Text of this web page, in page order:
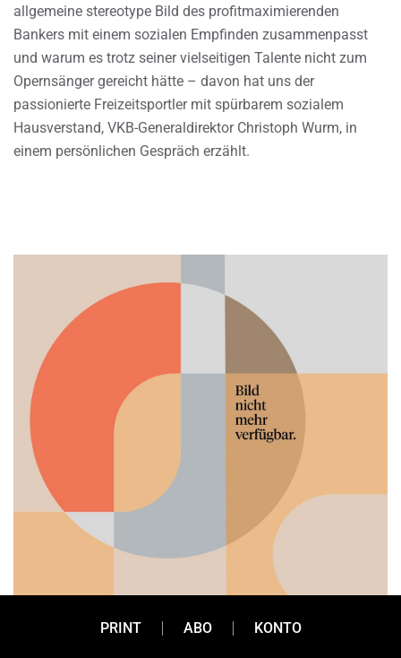
allgemeine stereotype Bild des profitmaximierenden
Bankers mit einem sozialen Empfinden zusammenpasst
und warum es trotz seiner vielseitigen Talente nicht zum
Opernsänger gereicht hätte – davon hat uns der
passionierte Freizeitsportler mit spürbarem sozialem
Hausverstand, VKB-Generaldirektor Christoph Wurm, in
einem persönlichen Gespräch erzählt.
PRINT ABO KONTO